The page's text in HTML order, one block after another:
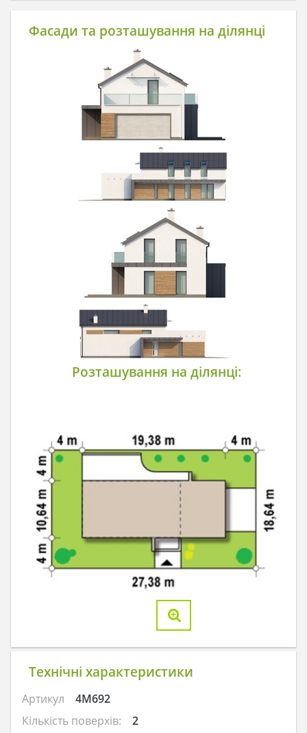
Фасади та розташування на ділянці
Розташування на ділянці:
Технічні характеристики
Артикул
4M692
Кількість поверхів:
2